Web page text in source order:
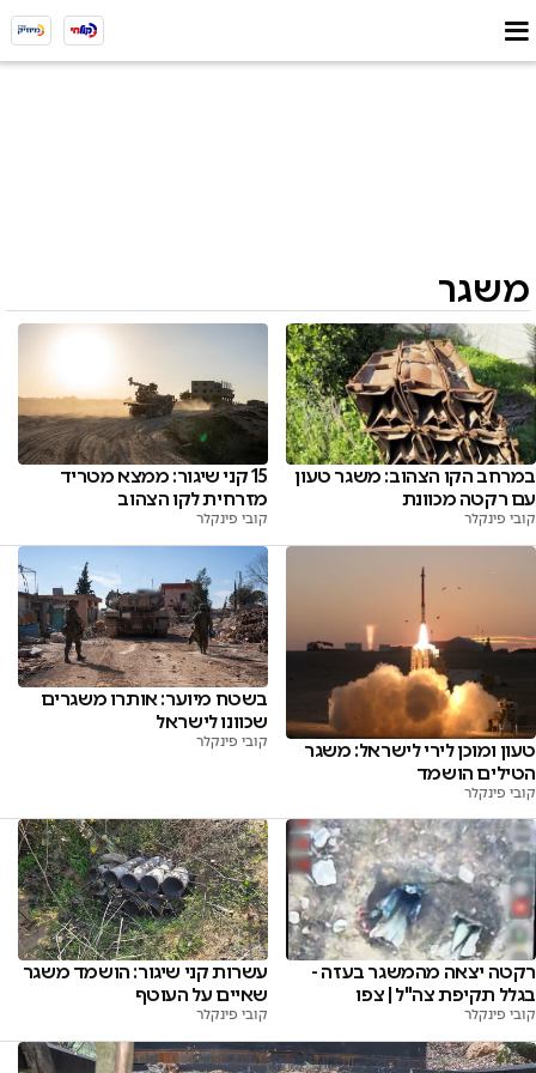
משגר
במרחב הקו הצהוב: משגר טעון
עם רקטה מכוונת
קובי פינקלר
15 קני שיגור: ממצא מטריד
מזרחית לקו הצהוב
קובי פינקלר
טעון ומוכן לירי לישראל: משגר
הטילים הושמד
קובי פינקלר
בשטח מיוער: אותרו משגרים
שכוונו לישראל
קובי פינקלר
רקטה יצאה מהמשגר בעזה -
בגלל תקיפת צה"ל | צפו
קובי פינקלר
עשרות קני שיגור: הושמד משגר
שאיים על העוטף
קובי פינקלר